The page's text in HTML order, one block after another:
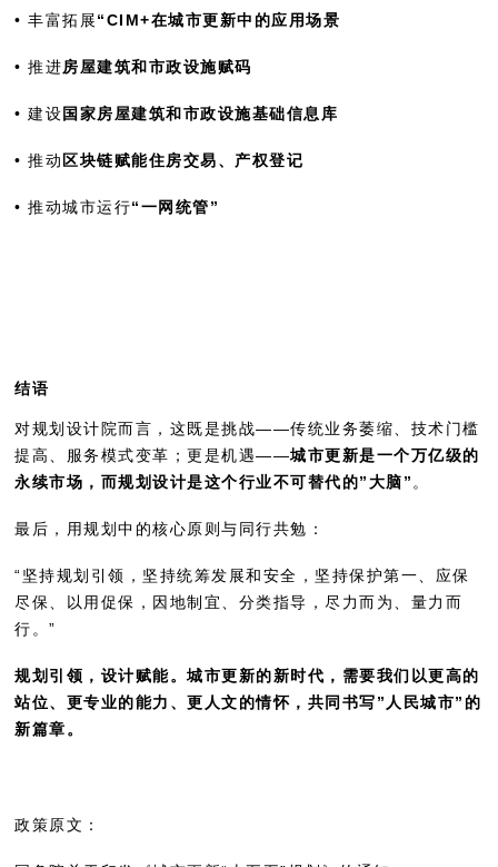
• 丰富拓展“CIM+在城市更新中的应用场景
• 推进房屋建筑和市政设施赋码
• 建设国家房屋建筑和市政设施基础信息库
• 推动 区块链赋能住房交易、产权登记
• 推动城市运行“一网统管”
结语
对规划设计院而言，这既是挑战——传统业务萎缩、技术门槛
提高、服务模式变革；更是机遇——城市更新是一个万亿级的
永续市场，而规划设计是这个行业不可替代的”大脑” 。
最后，用规划中的核心原则与同行共勉：
“坚持规划引领，坚持统筹发展和安全，坚持保护第一、应保
尽保、以用促保，因地制宜、分类指导，尽力而为、量力而
行。”
规划引领，设计赋能。城市更新的新时代，需要我们以更高的
站位、更专业的能力、更人文的情怀，共同书写”人民城市”的
新篇章。
政策原文：